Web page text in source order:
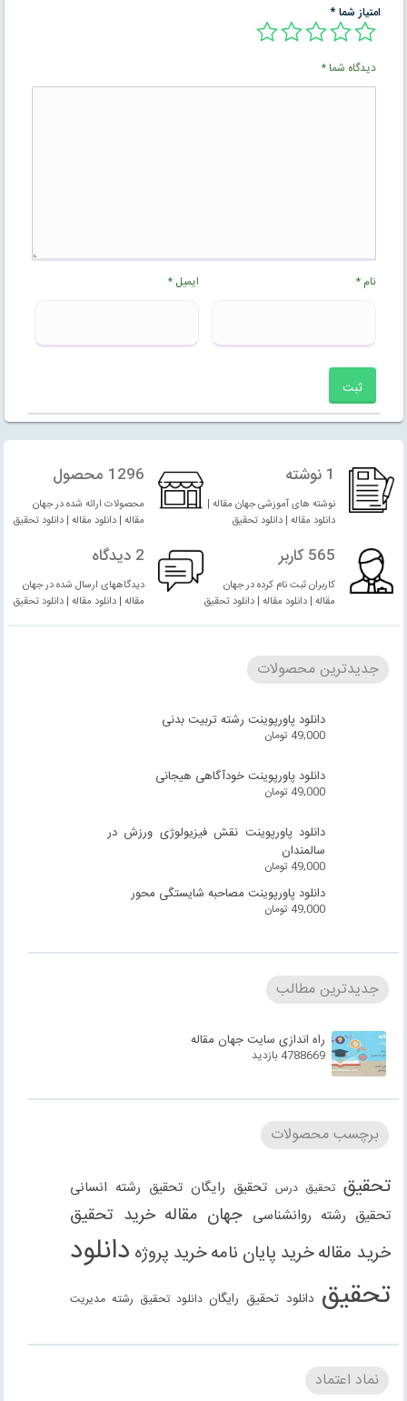
امتیاز شما*
دیدگاه شما*
نام* ایمیل*
1 نوشته
نوشته های آموزشی جهان مقاله |
دانلود مقاله | دانلود تحقیق
1296 محصول
محصولات ارائه شده در جهان
مقاله | دانلود مقاله | دانلود تحقیق
565 کاربر
کاربران ثبت نام کرده در جهان
مقاله | دانلود مقاله | دانلود تحقیق
2 دیدگاه
دیدگاههای ارسال شده در جهان
مقاله | دانلود مقاله | دانلود تحقیق
جدیدترین محصولات
دانلود پاورپوینت رشته تربیت بدنی
49,000 تومان
دانلود پاورپوینت خودآگاهی هیجانی
49,000 تومان
دانلود پاورپوینت نقش فیزیولوژی ورزش در
سالمندان
49,000 تومان
دانلود پاورپوینت مصاحبه شایستگی محور
49,000 تومان
جدیدترین مطالب
راه اندازی سایت جهان مقاله
4788669 بازدید
برچسب محصولات
تحقیق تحقیق درس تحقیق رایگان تحقیق رشته انسانی
تحقیق رشته روانشناسی جهان مقاله خرید تحقیق
خرید مقالهخرید پایان نامهخرید پروژه دانلود
تحقیق دانلود تحقیق رایگان دانلود تحقیق رشته مدیریت
دانلود مقاله دانلود مقاله رایگان دانلود مقاله رشته
انسانی دانلود مقاله رشته علوم انسانی
نماد اعتماد